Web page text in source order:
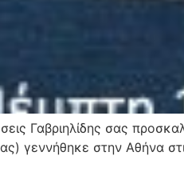
Γαβριηλίδης σας
γεννήθηκε στην Αθήνα